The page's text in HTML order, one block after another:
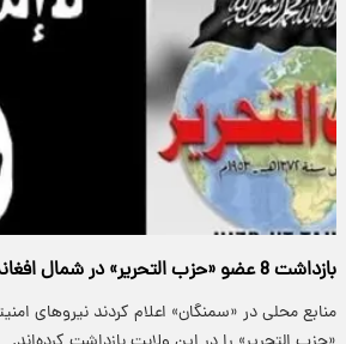
بازداشت 8 عضو «حزب التحریر» در شمال افغانستان
منابع محلی در «سمنگان» اعلام کردند نیروهای